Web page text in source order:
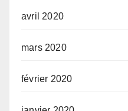
avril 2020
mars 2020
février 2020